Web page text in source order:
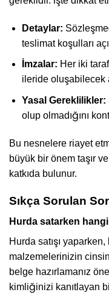
Detaylar:
teslimat koşulları
İmzalar: Her iki
ileride oluşabilecek
Yasal Gereklilikler:
olup olmadığını
Bu nesnelere riayet
büyük bir önem taşır
katkıda bulunur.
Sıkça Sorulan
Hurda satarken
Hurda satışı
malzemelerinizin
belge hazırlamanız
kimliğinizi kanıtlayan